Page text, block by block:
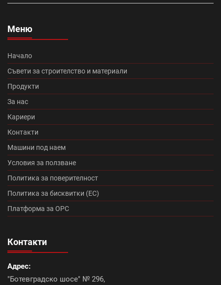
Македо (12) цигли цена (11)
Микроцименти Isomat (14) Промоция Леко (0)
Протектор плюс (14)
Румба (0) Танго плюс (0)
Промоция Брамак (13)
Топлоизолационна система Икономична (0)
Континентал плюс (9)
Керемиди Тондах промоция (10)
Меню
Начало
Съвети за строителство и материали
Продукти
За нас
Кариери
Контакти
Машини под наем
Условия за ползване
Политика за поверителност
Политика за бисквитки (ЕС)
Платформа за ОРС
Контакти
Адрес:
"Ботевградско шосе" № 296,